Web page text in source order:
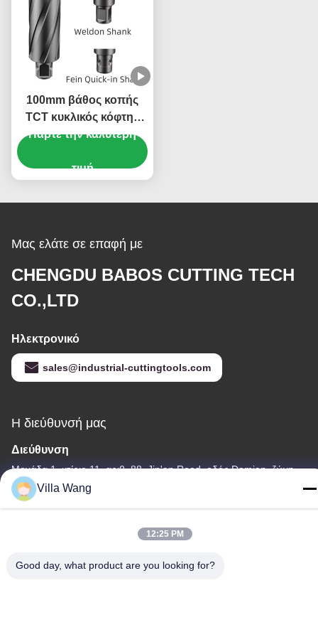
100mm βάθος κοπής
TCT κυκλικός κόφτης
65mm διάμετρος κοπής
κυκλικός κόφτης
Πάρτε την καλύτερη
τιμή
Μας ελάτε σε επαφή με
CHENGDU BABOS CUTTING TECH
CO.,LTD
Ηλεκτρονικό
sales@industrial-cuttingtools.com
Η διεύθυνσή μας
Διεύθυνση
Μονάδα 1, κτίριο 11, αριθ. 88, Jin'an Road, οδός Damian, ζώνη
οικονομικής και τεχνολογικής ανάπτυξης Chengdu, Κίνα
Τηλεφώνημα
Villa Wang
12:25 PM
Good day, what product are you looking for?